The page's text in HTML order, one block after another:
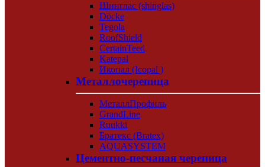
Шинглас (shinglas)
Döcke
Tegola
RoofShield
CertainTeed
Katepal
Икопал (Icopal )
Металлочерепица
МеталлПрофиль
GrandLine
Ruukki
Братекс (Bratex)
AQUASYSTEM
Цементно-песчаная черепица